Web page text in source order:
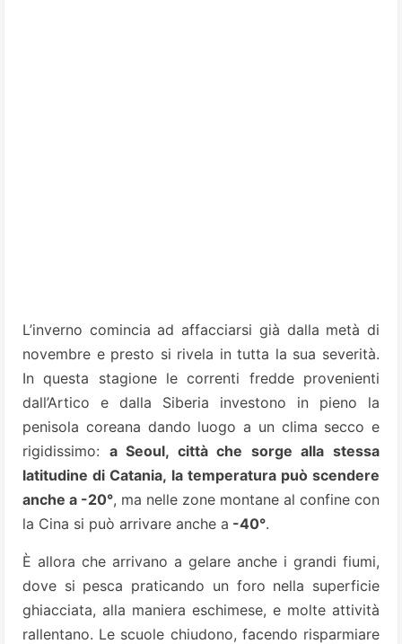
L’inverno comincia ad affacciarsi già dalla metà di
novembre e presto si rivela in tutta la sua severità.
In questa stagione le correnti fredde provenienti
dall’Artico e dalla Siberia investono in pieno la
penisola coreana dando luogo a un clima secco e
rigidissimo: a Seoul, città che sorge alla stessa
latitudine di Catania, la temperatura può scendere
anche a -20°, ma nelle zone montane al confine con
la Cina si può arrivare anche a -40°.
È allora che arrivano a gelare anche i grandi fiumi,
dove si pesca praticando un foro nella superficie
ghiacciata, alla maniera eschimese, e molte attività
rallentano. Le scuole chiudono, facendo risparmiare